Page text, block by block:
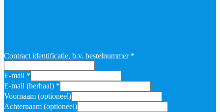
Contract identificatie, b.v. bestelnummer *
E-mail *
E-mail (herhaal) *
Voornaam (optioneel)
Achternaam (optioneel)